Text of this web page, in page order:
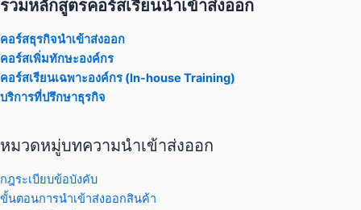
รวมหลักสูตรคอร์สเรียนนำเข้าส่งออก
คอร์สธุรกิจนำเข้าส่งออก
คอร์สเพิ่มทักษะองค์กร
คอร์สเรียนเฉพาะองค์กร (In-house Training)
บริการที่ปรึกษาธุรกิจ
หมวดหมู่บทความนำเข้าส่งออก
กฎระเบียบข้อบังคับ
ขั้นตอนการนำเข้าส่งออกสินค้า